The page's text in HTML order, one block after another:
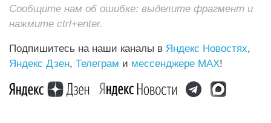
Сообщите нам об ошибке: выделите фрагмент и
нажмите ctrl+enter.
Подпишитесь на наши каналы в Яндекс Новостях,
Яндекс Дзен, Телеграм и мессенджере MAX!